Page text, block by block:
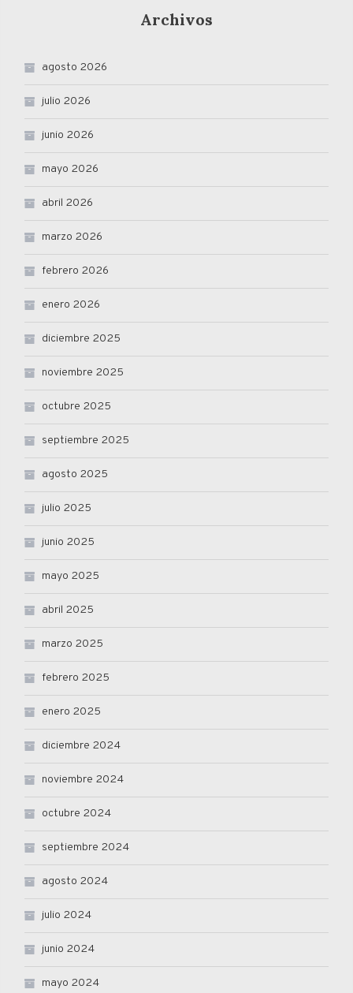
Archivos
agosto 2026
julio 2026
junio 2026
mayo 2026
abril 2026
marzo 2026
febrero 2026
enero 2026
diciembre 2025
noviembre 2025
octubre 2025
septiembre 2025
agosto 2025
julio 2025
junio 2025
mayo 2025
abril 2025
marzo 2025
febrero 2025
enero 2025
diciembre 2024
noviembre 2024
octubre 2024
septiembre 2024
agosto 2024
julio 2024
junio 2024
mayo 2024